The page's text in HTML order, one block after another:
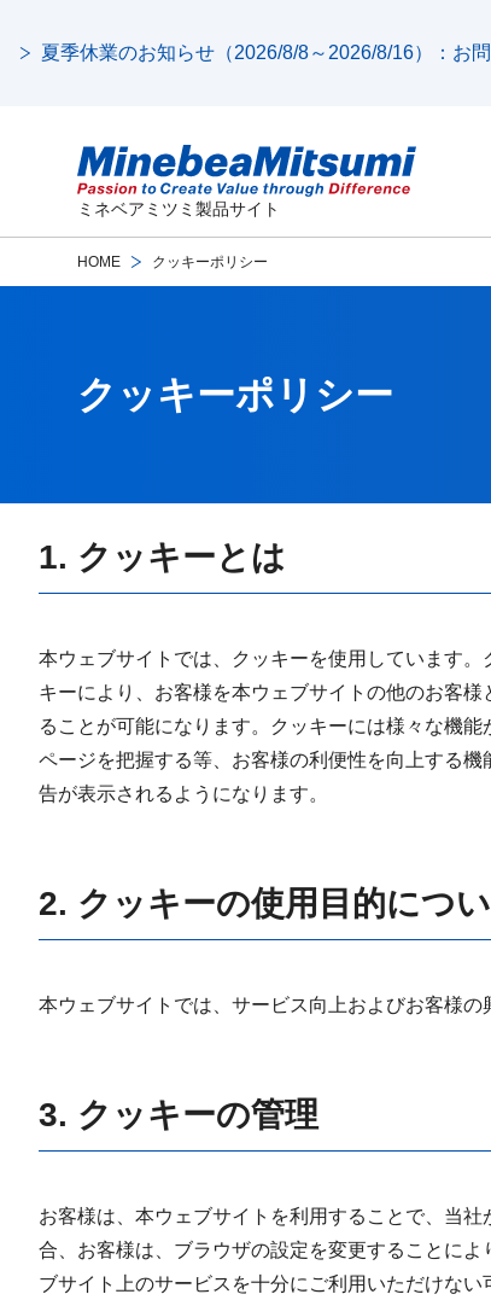
夏季休業のお知らせ（2026/8/8～2026/8/16）：お
ミネベアミツミ製品サイト
HOME クッキーポリシー
クッキーポリシー
1. クッキーとは
本ウェブサイトでは、クッキーを使用しています
キーにより、お客様を本ウェブサイトの他のお客
ることが可能になります。クッキーには様々な機
ページを把握する等、お客様の利便性を向上する
告が表示されるようになります。
2. クッキーの使用目的につ
本ウェブサイトでは、サービス向上およびお客様
3. クッキーの管理
お客様は、本ウェブサイトを利用することで、当
合、お客様は、ブラウザの設定を変更することに
ブサイト上のサービスを十分にご利用いただけな